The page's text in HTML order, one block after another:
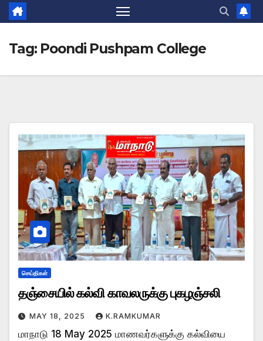
Tag: Poondi Pushpam College
செய்திகள்
தஞ்சையில் கல்வி காவலருக்கு புகழஞ்சலி
MAY 18, 2025 K.RAMKUMAR
மாநாடு 18 May 2025 மாணவர்களுக்கு கல்வியை